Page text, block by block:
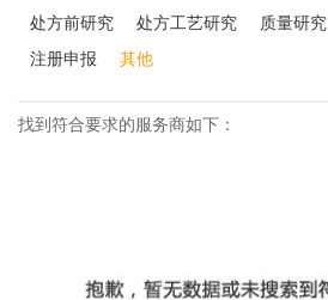
处方前研究 处方工艺研究 质量研究
注册申报
其他
找到符合要求的服务商如下：